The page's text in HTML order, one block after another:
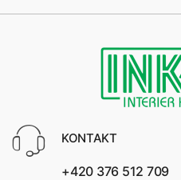
KONTAKT
+420 376 512 709